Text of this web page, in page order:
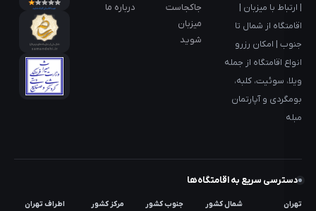
| ارتباط با میزبان |
اقامتگاه از شمال تا
جنوب | امکان رزرو
انواع اقامتگاه از جمله
ویلا، سوئیت، کلبه،
بومگردی و آپارتمان
مبله
جاکجاست
میزبان
شوید
درباره ما
دسترسی سریع به اقامتگاه‌ها
تهران شمال کشور جنوب کشور مرکز کشور اطراف تهران